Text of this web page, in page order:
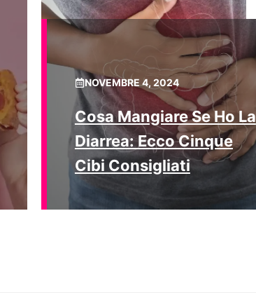
NOVEMBRE 4, 2024
Cosa Mangiare Se Ho La
Diarrea: Ecco Cinque
Cibi Consigliati